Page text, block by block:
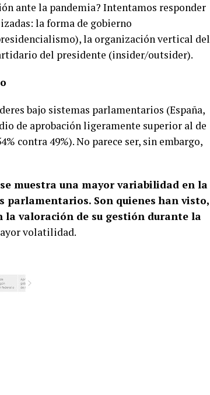
ante la pandemia? Intentamos responder
la forma de gobierno
la organización vertical del
del presidente (insider/outsider).
bajo sistemas parlamentarios (España,
de aprobación ligeramente superior al de
contra 49%). No parece ser, sin embargo,
se muestra una mayor variabilidad en la
parlamentarios. Son quienes han visto,
la valoración de su gestión durante la
volatilidad.